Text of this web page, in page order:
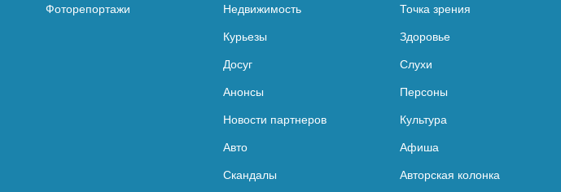
Фоторепортажи Недвижимость Точка зрения
Курьезы Здоровье
Досуг Слухи
Анонсы Персоны
Новости партнеров Культура
Авто Афиша
Скандалы Авторская колонка